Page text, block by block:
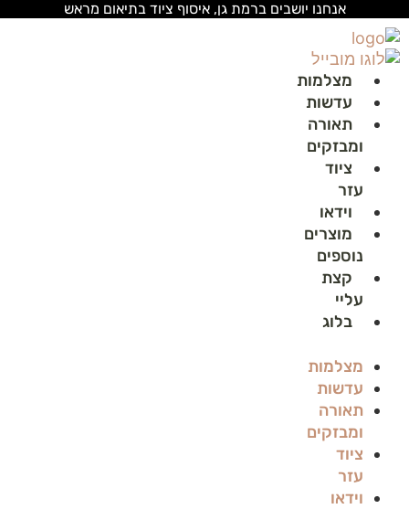
לתוכן
אנחנו יושבים ברמת גן, איסוף ציוד בתיאום מראש
מצלמות
עדשות
תאורה
ומבזקים
ציוד
עזר
וידאו
מוצרים
נוספים
קצת
עליי
בלוג
מצלמות
עדשות
תאורה
ומבזקים
ציוד
עזר
וידאו